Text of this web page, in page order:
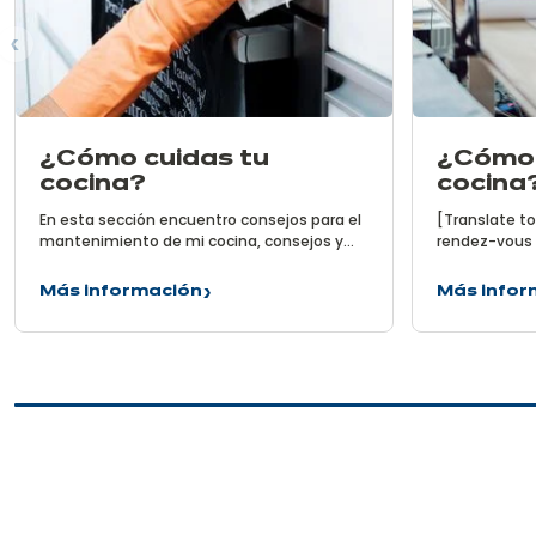
¿Cómo cuidas tu
cocina?
En esta sección encuentro consejos para el
mantenimiento de mi cocina, consejos y
reglas sencillas que me permitirán cuidar mi
al principio.
Más información
¿Cómo
tu
[Translate
rendez-vous
certain
projet de
Más
¿Cómo
mide